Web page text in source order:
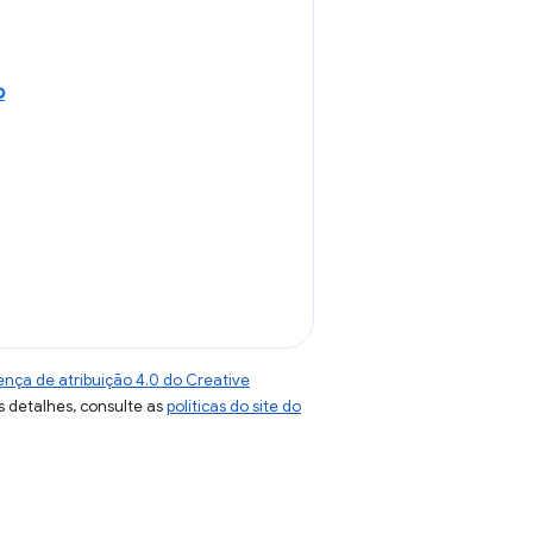
de atribuição 4.0 do Creative
detalhes, consulte aspolíticas do site do